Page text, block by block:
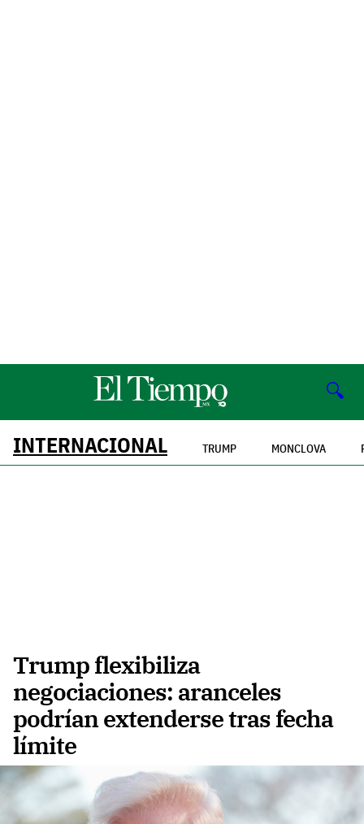
🔍
INTERNACIONAL TRUMP MONCLOVA
Trump flexibiliza
negociaciones: aranceles
podrían extenderse tras fecha
límite